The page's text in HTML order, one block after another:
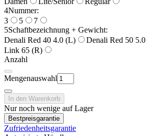
4Nummer:
3
5
7
5Schaftbezeichnung + Gewicht:
Denali Red 40 4.0 (L)
Denali Red 50 5.0
Link 65 (R)
Anzahl
Mengenauswahl
In den Warenkorb
Nur noch wenige auf Lager
Bestpreisgarantie
Zufriedenheitsgarantie